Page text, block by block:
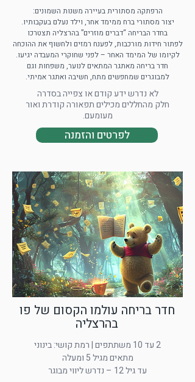
הרפתקה מסתורית בעיירה משנות השמונים:
יצור מסתורי ברח ממימד אחר, וילד נעלם בעקבותיו.
בחדר הבריחה “דברים מוזרים” בהרצליה תצטרכו
לפתור חידות מורכבות, לפענח רמזים ולחשוף את ההוכחה
לקיומו של המימד האחר – לפני שחוקרי המעבדה יגיעו.
חדר בריחה מאתגר המתאים לנוער, משפחות וגם
למבוגרים שמחפשים מתח, חשיבה ואתגר אמיתי.
לא נדרש ידע קודם או צפייה בסדרה
חלק מהחללים מכילים תפאורה קודרת ואור
מעומעם.
לפרטים והזמנה
חדר בריחה עולמו הקסום של פו
בהרצליה
2 עד 10 משתתפים
| רמת קושי: בינוני
מתאים מגיל 5 ומעלה
עד גיל 12 – נדרש ליווי מבוגר